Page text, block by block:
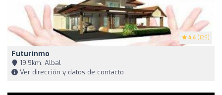
4.4 (128)
Futurinmo
19,9km, Albal
Ver dirección y datos de contacto